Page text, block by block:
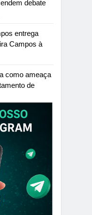
debate
entrega
Campos à
como ameaça
de